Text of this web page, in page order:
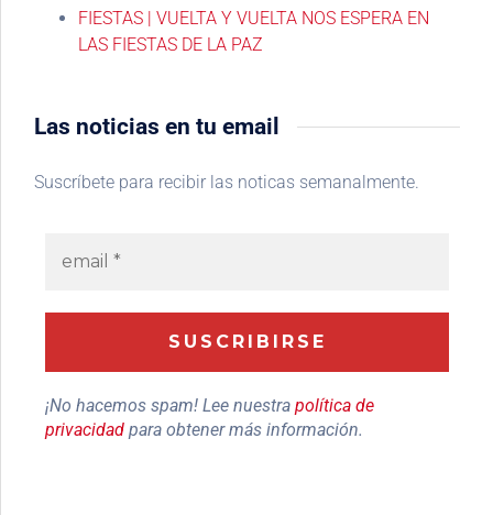
FIESTAS | VUELTA Y VUELTA NOS ESPERA EN
LAS FIESTAS DE LA PAZ
Las noticias en tu email
Suscríbete para recibir las noticas semanalmente.
¡No hacemos spam! Lee nuestra política de
privacidad para obtener más información.